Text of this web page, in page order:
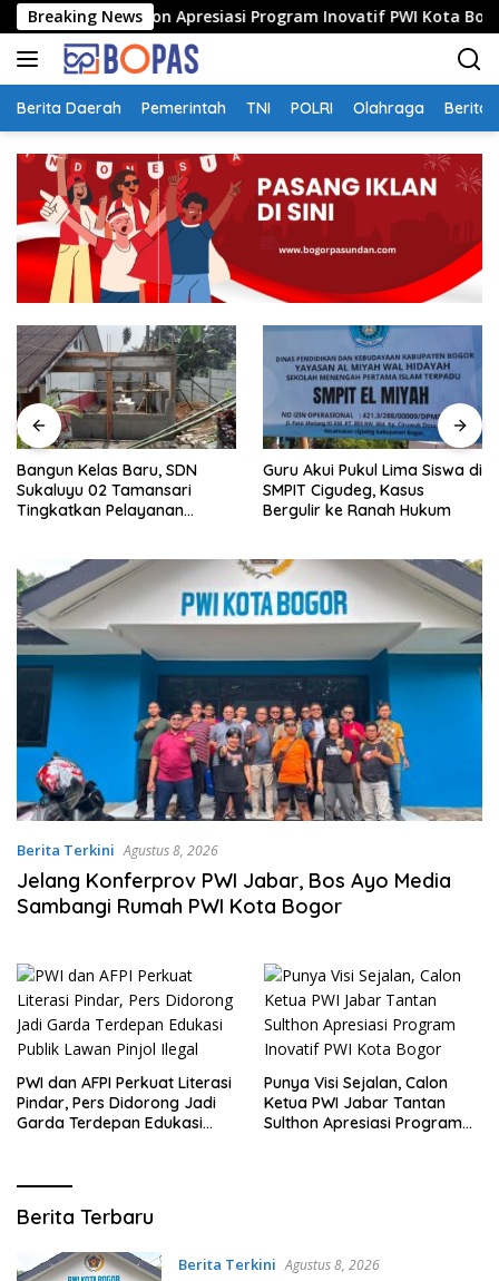
Langsung
ke
konten
Breaking News
Sulthon Apresiasi Program Inovatif PWI Kota Bogor
Berita Daerah Pemerintah TNI POLRI Olahraga Berita
SDN
Guru Akui Pukul Lima Siswa di
SMPIT Cigudeg, Kasus
Bergulir ke Ranah Hukum
Ketua Komisi II
Terkait Ambil
Tegas Dugaan Valet Parkir
Berita Terkini Agustus 8, 2026
Jelang Konferprov PWI Jabar, Bos Ayo Media
Sambangi Rumah PWI Kota Bogor
PWI dan AFPI Perkuat Literasi
Pindar, Pers Didorong Jadi
Garda Terdepan Edukasi
Punya Visi Sejalan, Calon
Ketua PWI Jabar Tantan
Sulthon Apresiasi Program
Bogor
Berita Terbaru
Berita Terkini Agustus 8, 2026